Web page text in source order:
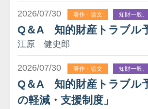
2026/07/30 著作・論文 知財一般
Q＆A 知的財産トラブル
江原 健史郎
2026/07/30 著作・論文 知財一般
Q＆A 知的財産トラブル
の軽減・支援制度」